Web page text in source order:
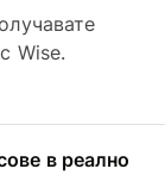
с Wise.
в реално